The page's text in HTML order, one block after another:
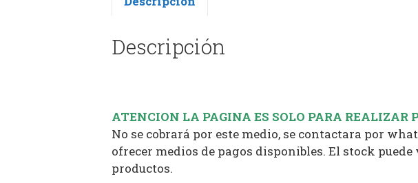
Descripción
ATENCION LA PAGINA ES SOLO PARA REALIZAR
No se cobrará por este medio, se contactara por
ofrecer medios de pagos disponibles. El stock
productos.